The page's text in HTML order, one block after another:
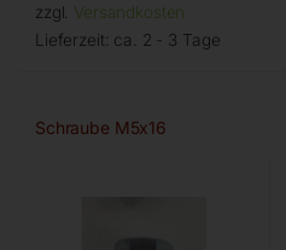
zzgl. Versandkosten
Lieferzeit: ca. 2 - 3 Tage
Schraube M5x16